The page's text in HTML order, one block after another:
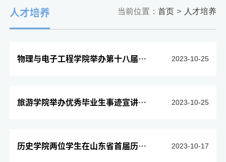
当前位置：首页 > 人才培养
人才培养
物理与电子工程学院举办第十八届“挑战杯”全国大学生课外学术科... 2023-10-25
旅游学院举办优秀毕业生事迹宣讲活动 2023-10-25
历史学院两位学生在山东省首届历史学本科生论坛上发表论文并获优... 2023-10-17